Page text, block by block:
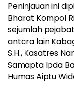
Peninjauan ini
Bharat Kompol
sejumlah
antara lain
S.H., Kasatres
Samapta Ipda
Humas Aiptu